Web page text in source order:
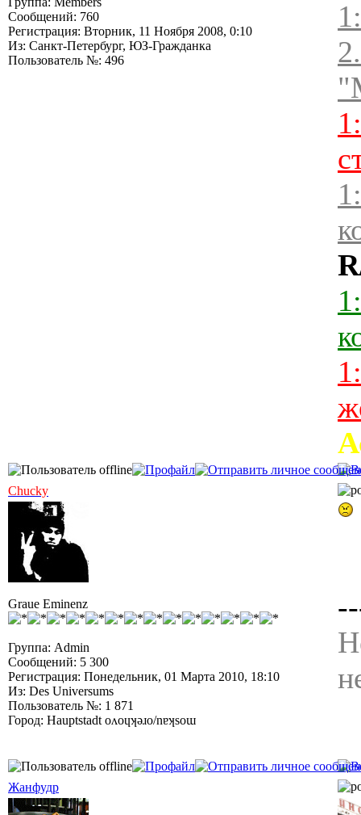
Сообщений: 760
Регистрация: Вторник, 11 Ноября 2008, 0:10
Из: Санкт-Петербург, ЮЗ-Гражданка
Пользователь №: 496
Chucky
Graue Eminenz
Группа: Admin
Сообщений: 5 300
Регистрация: Понедельник, 01 Марта 2010, 18:10
Из: Des Universums
Пользователь №: 1 871
Город: Hauptstadt oʌoɥʞǝɹo/nɐʞsoɯ
Жанфудр